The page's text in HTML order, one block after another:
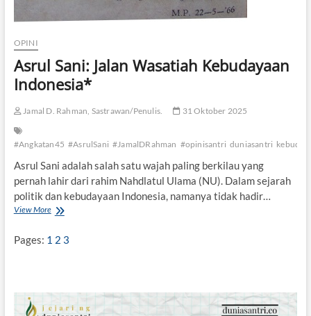
OPINI
Asrul Sani: Jalan Wasatiah Kebudayaan
Indonesia*
Jamal D. Rahman, Sastrawan/Penulis. 31 Oktober 2025
#Angkatan45 #AsrulSani #JamalDRahman #opinisantri duniasantri
Asrul Sani adalah salah satu wajah paling berkilau yang
pernah lahir dari rahim Nahdlatul Ulama (NU). Dalam sejarah
politik dan kebudayaan Indonesia, namanya tidak hadir…
View MoreA
u
i
Pages: 1 2 3